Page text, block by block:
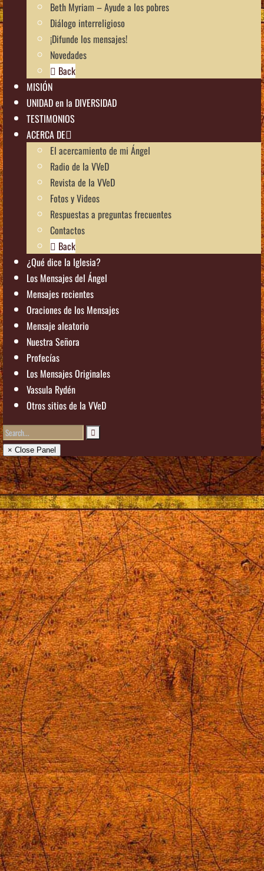
Beth Myriam – Ayude a los pobres
Diálogo interreligioso
¡Difunde los mensajes!
Novedades
Back
MISIÓN
UNIDAD en la DIVERSIDAD
TESTIMONIOS
ACERCA DE
El acercamiento de mi Ángel
Radio de la VVeD
Revista de la VVeD
Fotos y Videos
Respuestas a preguntas frecuentes
Contactos
Back
¿Qué dice la Iglesia?
Los Mensajes del Ángel
Mensajes recientes
Oraciones de los Mensajes
Mensaje aleatorio
Nuestra Señora
Profecías
Los Mensajes Originales
Vassula Rydén
Otros sitios de la VVeD
× Close Panel